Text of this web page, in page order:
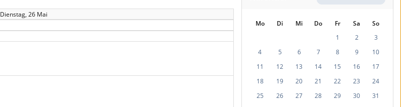
Dienstag, 26 Mai
Mo Di Mi Do Fr Sa
So
1
2
3
4
5 6 7 8 9
10
11
12 13 14 15 16
17
18
19 20 21 22 23
24
25
26 27 28 29 30 31